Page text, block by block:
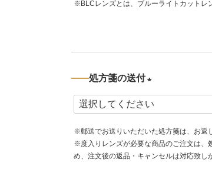
※BLCレンズとは、ブルーライトカットレ
処方箋の送付
必
須
)
※郵送でお送りいただいた処方箋は、お返
※度入りレンズが必要な商品のご注文は、
め、注文後の返品・キャンセルは対応致し